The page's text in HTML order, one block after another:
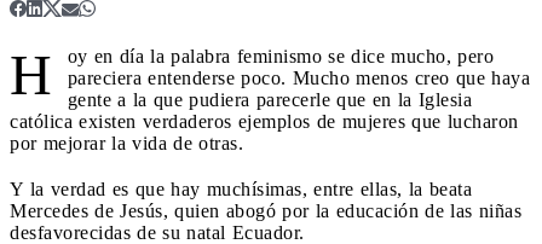
H
oy en día la palabra feminismo se dice mucho, pero
pareciera entenderse poco. Mucho menos creo que haya
gente a la que pudiera parecerle que en la Iglesia
católica existen verdaderos ejemplos de mujeres que lucharon
por mejorar la vida de otras.
Y la verdad es que hay muchísimas, entre ellas, la beata
Mercedes de Jesús, quien abogó por la educación de las niñas
desfavorecidas de su natal Ecuador.